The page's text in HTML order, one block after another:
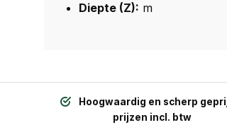
Diepte (Z): m
Hoogwaardig en scherp
prijzen incl. btw